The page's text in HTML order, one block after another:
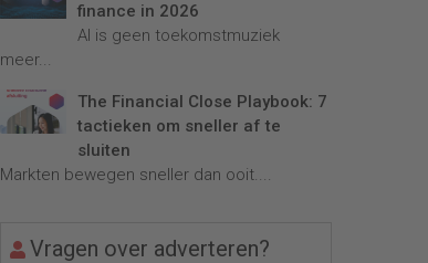
finance in 2026
AI is geen toekomstmuziek
meer...
The Financial Close Playbook: 7
tactieken om sneller af te
sluiten
Markten bewegen sneller dan ooit....
Vragen over adverteren?